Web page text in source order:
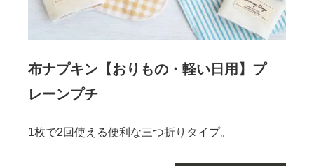
布ナプキン【おりもの・軽い日用】プ
レーンプチ
1枚で2回使える便利な三つ折りタイプ。